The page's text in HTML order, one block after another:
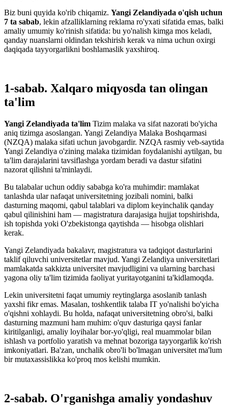
Biz buni quyida ko'rib chiqamiz. Yangi Zelandiyada o'qish uchun
7 ta sabab, lekin afzalliklarning reklama ro'yxati sifatida emas, balki
amaliy umumiy ko'rinish sifatida: bu yo'nalish kimga mos keladi,
qanday nuanslarni oldindan tekshirish kerak va nima uchun oxirgi
daqiqada tayyorgarlikni boshlamaslik yaxshiroq.
1-sabab. Xalqaro miqyosda tan olingan
ta'lim
Yangi Zelandiyada ta'lim Tizim malaka va sifat nazorati bo'yicha
aniq tizimga asoslangan. Yangi Zelandiya Malaka Boshqarmasi
(NZQA) malaka sifati uchun javobgardir. NZQA rasmiy veb-saytida
Yangi Zelandiya o'zining malaka tizimidan foydalanishi aytilgan, bu
ta'lim darajalarini tavsiflashga yordam beradi va dastur sifatini
nazorat qilishni ta'minlaydi.
Bu talabalar uchun oddiy sababga ko'ra muhimdir: mamlakat
tanlashda ular nafaqat universitetning jozibali nomini, balki
dasturning maqomi, qabul talablari va diplom keyinchalik qanday
qabul qilinishini ham — magistratura darajasiga hujjat topshirishda,
ish topishda yoki O'zbekistonga qaytishda — hisobga olishlari
kerak.
Yangi Zelandiyada bakalavr, magistratura va tadqiqot dasturlarini
taklif qiluvchi universitetlar mavjud. Yangi Zelandiya universitetlari
mamlakatda sakkizta universitet mavjudligini va ularning barchasi
yagona oliy ta'lim tizimida faoliyat yuritayotganini ta'kidlamoqda.
Lekin universitetni faqat umumiy reytinglarga asoslanib tanlash
yaxshi fikr emas. Masalan, toshkentlik talaba IT yo'nalishi bo'yicha
o'qishni xohlaydi. Bu holda, nafaqat universitetning obro'si, balki
dasturning mazmuni ham muhim: o'quv dasturiga qaysi fanlar
kiritilganligi, amaliy loyihalar bor-yo'qligi, real muammolar bilan
ishlash va portfolio yaratish va mehnat bozoriga tayyorgarlik ko'rish
imkoniyatlari. Ba'zan, unchalik obro'li bo'lmagan universitet ma'lum
bir mutaxassislikka ko'proq mos kelishi mumkin.
2-sabab. O'rganishga amaliy yondashuv